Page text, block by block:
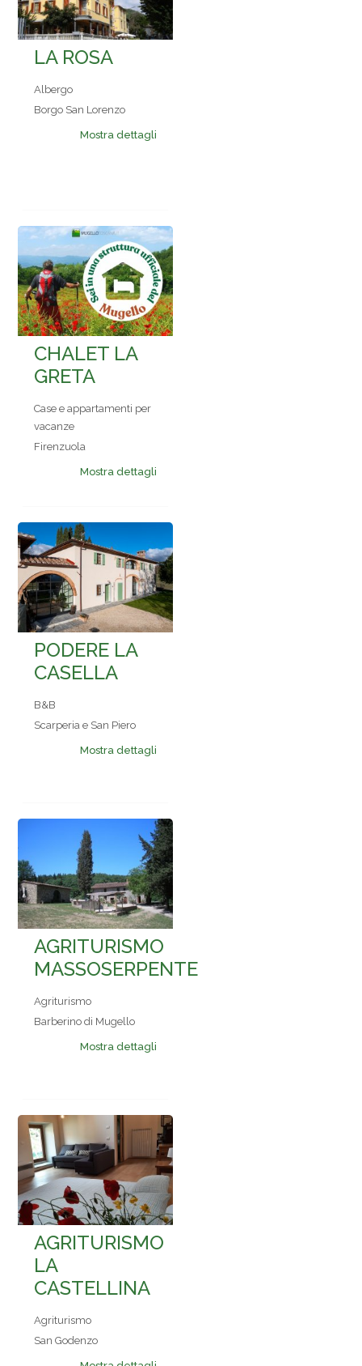
LA ROSA
Albergo
Borgo San Lorenzo
Mostra dettagli
CHALET LA
GRETA
Case e appartamenti per
vacanze
Firenzuola
Mostra dettagli
PODERE LA
CASELLA
B&B
Scarperia e San Piero
Mostra dettagli
AGRITURISMO
MASSOSERPENTE
Agriturismo
Barberino di Mugello
Mostra dettagli
AGRITURISMO
LA
CASTELLINA
Agriturismo
San Godenzo